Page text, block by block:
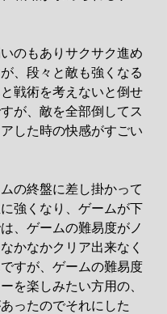
のもありサクサク進め
、段々と敵も強くなる
戦術を考えないと倒せ
が、敵を全部倒してス
した時の快感がすごい
の終盤に差し掛かって
強くなり、ゲームが下
、ゲームの難易度がノ
かなかクリア出来なく
すが、ゲームの難易度
を楽しみたい方用の、
ったのでそれにした